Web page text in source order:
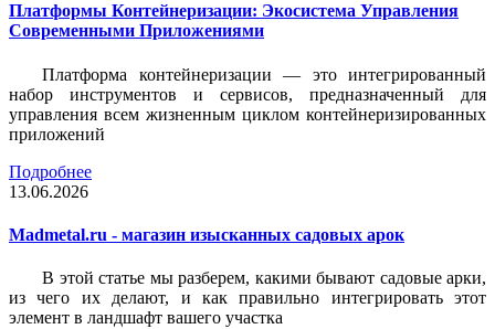
Платформы Контейнеризации: Экосистема Управления
Современными Приложениями
Платформа контейнеризации — это интегрированный
набор инструментов и сервисов, предназначенный для
управления всем жизненным циклом контейнеризированных
приложений
Подробнее
13.06.2026
Madmetal.ru - магазин изысканных садовых арок
В этой статье мы разберем, какими бывают садовые арки,
из чего их делают, и как правильно интегрировать этот
элемент в ландшафт вашего участка